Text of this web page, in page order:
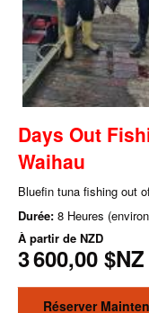
Days Out
Waihau
Bluefin tuna fishing out
Durée: 8 Heures
À partir de NZD
3 600,00 $NZ
Réserver